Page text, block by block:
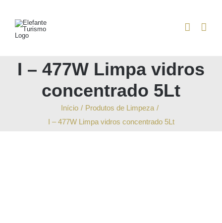
content
I – 477W Limpa vidros
concentrado 5Lt
Início / Produtos de Limpeza /
I – 477W Limpa vidros concentrado 5Lt